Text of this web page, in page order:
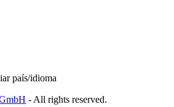
país/idioma
- All rights reserved.